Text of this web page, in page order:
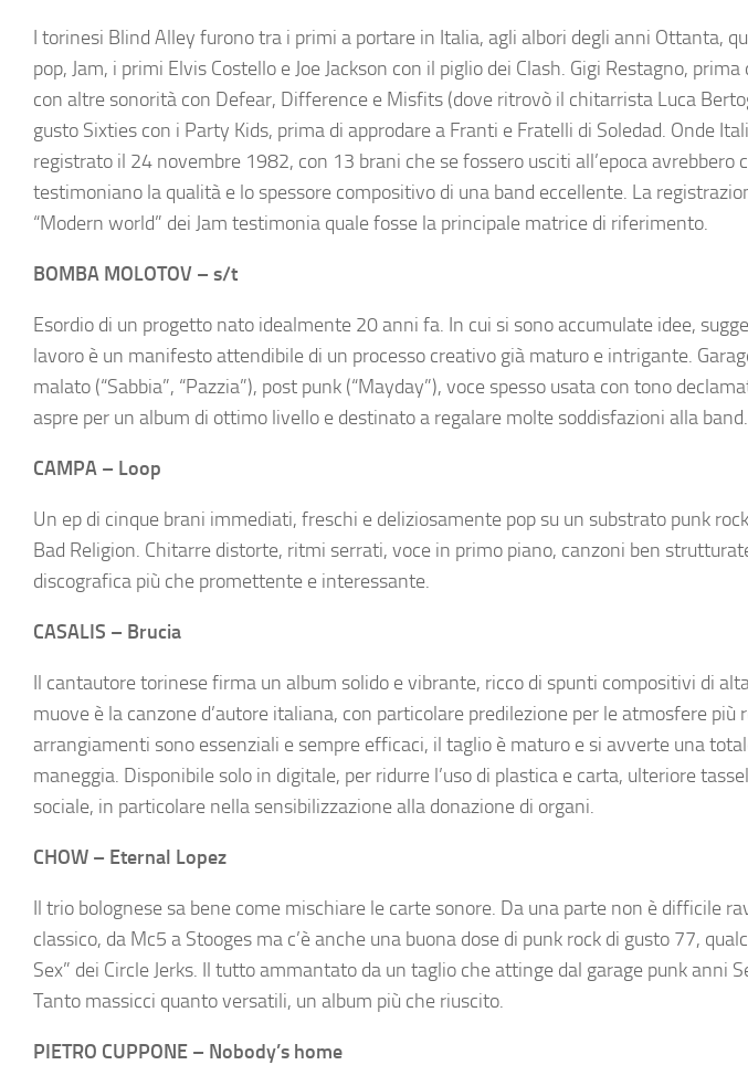
I torinesi Blind Alley furono tra i primi a portare in Italia, agli albori degli anni Ottanta,
pop, Jam, i primi Elvis Costello e Joe Jackson con il piglio dei Clash. Gigi Restagno,
con altre sonorità con Defear, Difference e Misfits (dove ritrovò il chitarrista Luca
gusto Sixties con i Party Kids, prima di approdare a Franti e Fratelli di Soledad. Onde
registrato il 24 novembre 1982, con 13 brani che se fossero usciti all’epoca avrebbero
testimoniano la qualità e lo spessore compositivo di una band eccellente. La
“Modern world” dei Jam testimonia quale fosse la principale matrice di riferimento.
BOMBA MOLOTOV – s/t
Esordio di un progetto nato idealmente 20 anni fa. In cui si sono accumulate idee,
lavoro è un manifesto attendibile di un processo creativo già maturo e intrigante.
malato (“Sabbia”, “Pazzia”), post punk (“Mayday”), voce spesso usata con tono
aspre per un album di ottimo livello e destinato a regalare molte soddisfazioni alla band.
CAMPA – Loop
Un ep di cinque brani immediati, freschi e deliziosamente pop su un substrato punk
Bad Religion. Chitarre distorte, ritmi serrati, voce in primo piano, canzoni ben
discografica più che promettente e interessante.
CASALIS – Brucia
Il cantautore torinese firma un album solido e vibrante, ricco di spunti compositivi di
muove è la canzone d’autore italiana, con particolare predilezione per le atmosfere più
arrangiamenti sono essenziali e sempre efficaci, il taglio è maturo e si avverte una
maneggia. Disponibile solo in digitale, per ridurre l’uso di plastica e carta, ulteriore
sociale, in particolare nella sensibilizzazione alla donazione di organi.
CHOW – Eternal Lopez
Il trio bolognese sa bene come mischiare le carte sonore. Da una parte non è difficile
classico, da Mc5 a Stooges ma c’è anche una buona dose di punk rock di gusto 77,
Sex” dei Circle Jerks. Il tutto ammantato da un taglio che attinge dal garage punk anni
Tanto massicci quanto versatili, un album più che riuscito.
PIETRO CUPPONE – Nobody’s home